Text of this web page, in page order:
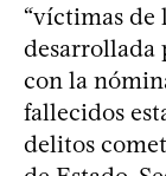
“víctimas de
desarrollada
con la
fallecidos
delitos